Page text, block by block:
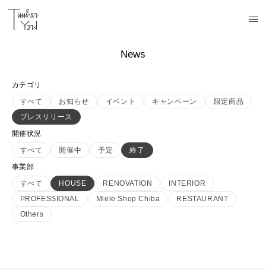
News
カテゴリ
すべて
お知らせ イベント キャンペーン
限定商品
プレスリリース
開催状況
すべて
開催中 予定
終了
事業部
すべて
HOUSE RENOVATION
INTERIOR
PROFESSIONAL
Miele Shop Chiba
RESTAURANT
Others